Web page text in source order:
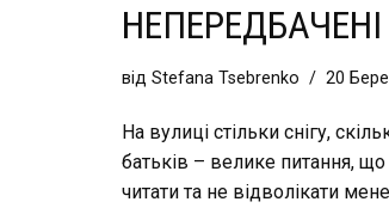
від Stefana Tsebrenko 20
На вулиці стільки снігу,
батьків – велике питання,
читати та не відволікати